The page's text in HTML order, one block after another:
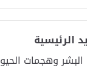
الرئيسية
البشر وهجمات